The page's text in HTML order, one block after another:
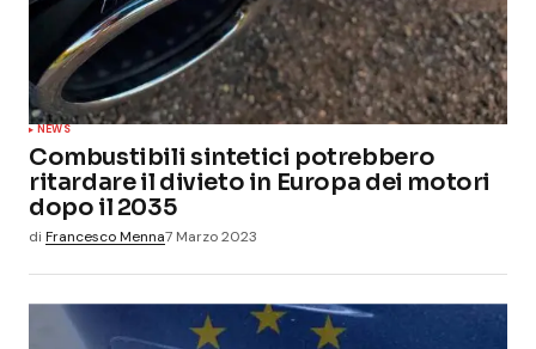
NEWS
Combustibili sintetici potrebbero
ritardare il divieto in Europa dei motori
dopo il 2035
di Francesco Menna7 Marzo 2023